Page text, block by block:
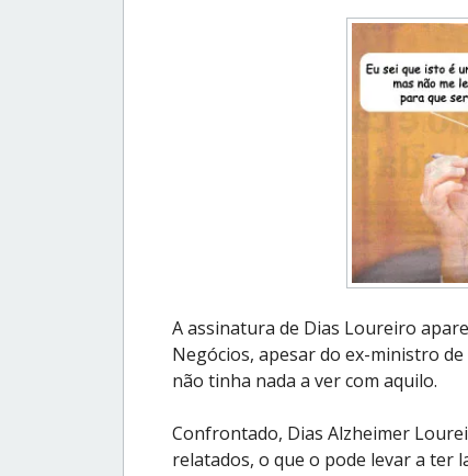
A assinatura de Dias Loureiro
Negócios, apesar do ex-ministro
não tinha nada a ver com aquilo.
Confrontado, Dias Alzheimer
relatados, o que o pode levar a ter